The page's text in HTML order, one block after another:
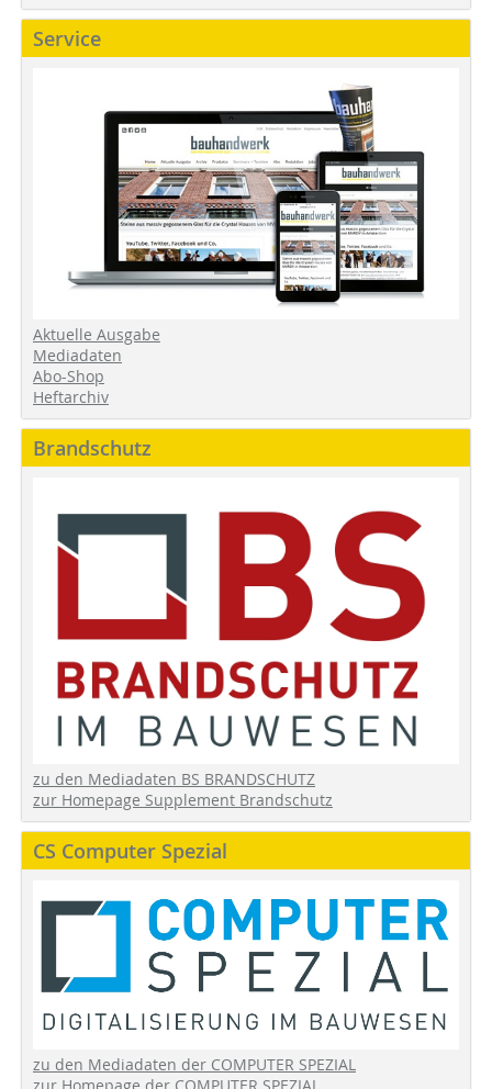
Service
Aktuelle Ausgabe
Mediadaten
Abo-Shop
Heftarchiv
Brandschutz
zu den Mediadaten BS BRANDSCHUTZ
zur Homepage Supplement Brandschutz
CS Computer Spezial
zu den Mediadaten der COMPUTER SPEZIAL